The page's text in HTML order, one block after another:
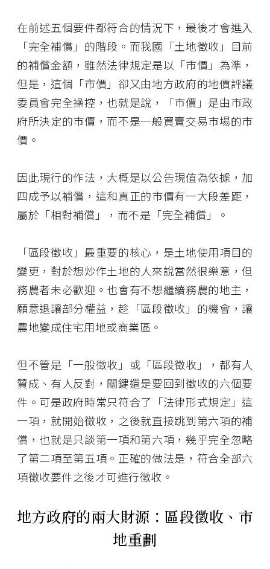
在前述五個要件都符合的情況下，最後才會進入
「完全補償」的階段。而我國「土地徵收」目前
的補償金額，雖然法律規定是以「市價」為準，
但是，這個「市價」卻又由地方政府的地價評議
委員會完全操控，也就是說，「市價」是由市政
府所決定的市價，而不是一般買賣交易市場的市
價。
因此現行的作法，大概是以公告現值為依據，加
四成予以補償，這和真正的市價有一大段差距，
屬於「相對補償」，而不是「完全補償」。
「區段徵收」最重要的核心，是土地使用項目的
變更，對於想炒作土地的人來說當然很樂意，但
務農者未必歡迎。也會有不想繼續務農的地主，
願意退讓部分權益，趁「區段徵收」的機會，讓
農地變成住宅用地或商業區。
但不管是「一般徵收」或「區段徵收」，都有人
贊成、有人反對，關鍵還是要回到徵收的六個要
件。可是政府時常只符合了「法律形式規定」這
一項，就開始徵收，之後就直接跳到第六項的補
償，也就是只談第一項和第六項，幾乎完全忽略
了第二項至第五項。正確的做法是，符合全部六
項徵收要件之後才可進行徵收。
地方政府的兩大財源：區段徵收、市
地重劃